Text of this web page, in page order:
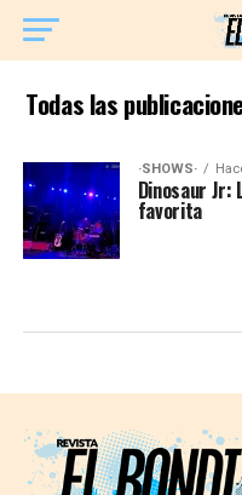
Todas las
·SHOWS·
Dinosaur Jr:
favorita